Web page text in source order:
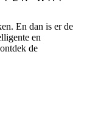
En dan is er de
en
de